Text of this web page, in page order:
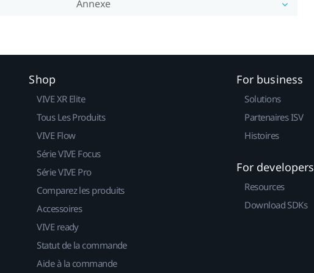
Annexe
Shop
VIVE XR Elite
Tous Les Produits
VIVE Flow
Série VIVE Focus
Série VIVE Pro
Comparez les produits
Accessoires
VIVE ready
Statut de la commande
Aide à la commande
For business
Solutions
Partenaires ISV
Histoires
For developers
Resources
Download SDKs